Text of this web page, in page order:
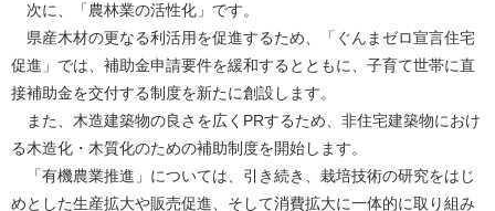
次に、「農林業の活性化」です。
県産木材の更なる利活用を促進するため、「ぐんまゼロ宣言住宅
促進」では、補助金申請要件を緩和するとともに、子育て世帯に直
接補助金を交付する制度を新たに創設します。
また、木造建築物の良さを広くPRするため、非住宅建築物におけ
る木造化・木質化のための補助制度を開始します。
「有機農業推進」については、引き続き、栽培技術の研究をはじ
めとした生産拡大や販売促進、そして消費拡大に一体的に取り組み